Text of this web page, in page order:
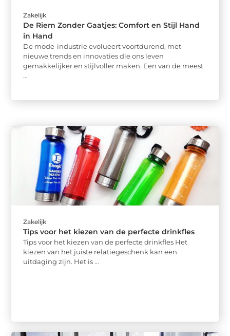
Zakelijk
De Riem Zonder Gaatjes: Comfort en Stijl Hand
in Hand
De mode-industrie evolueert voortdurend, met
nieuwe trends en innovaties die ons leven
gemakkelijker en stijlvoller maken. Een van de meest
...
Zakelijk
Tips voor het kiezen van de perfecte drinkfles
Tips voor het kiezen van de perfecte drinkfles Het
kiezen van het juiste relatiegeschenk kan een
uitdaging zijn. Het is ...